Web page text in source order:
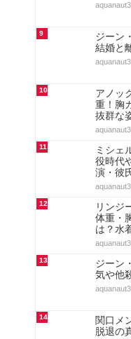
9
ジーン
結婚と
10
アノッ
重！胸
抜群な
11
ミシェ
役時代
演・彼
12
リンジ
体重・
は？水
13
ジーン
気や他
14
関口メ
脱退の